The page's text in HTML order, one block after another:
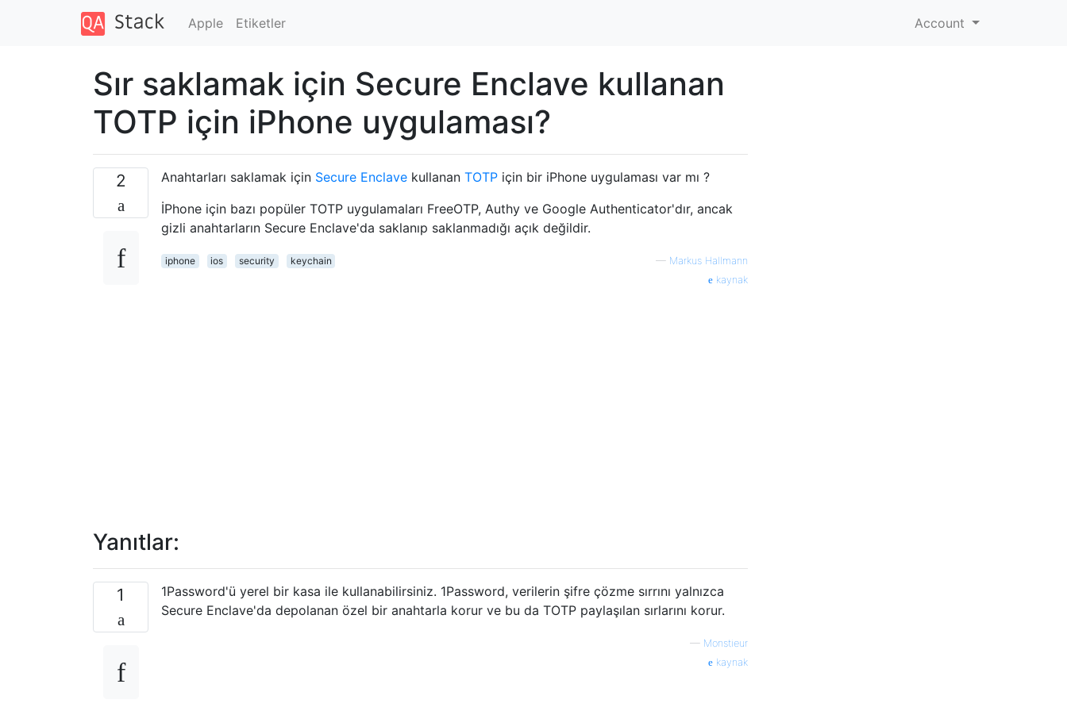
Apple Etiketler Account
Sır saklamak için Secure Enclave kullanan
TOTP için iPhone uygulaması?
2 Anahtarları saklamak için Secure Enclave kullanan TOTP için bir iPhone uygulaması var mı ?
İPhone için bazı popüler TOTP uygulamaları FreeOTP, Authy ve Google Authenticator'dır, ancak
gizli anahtarların Secure Enclave'da saklanıp saklanmadığı açık değildir.
iphone ios security keychain — Markus Hallmann
kaynak
Yanıtlar:
1
1Password'ü yerel bir kasa ile kullanabilirsiniz. 1Password, verilerin şifre çözme sırrını yalnızca
Secure Enclave'da depolanan özel bir anahtarla korur ve bu da TOTP paylaşılan sırlarını korur.
— Monstieur
kaynak